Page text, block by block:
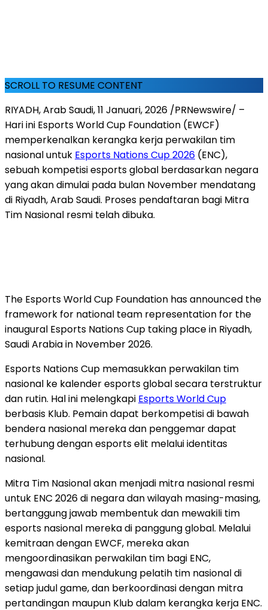
SCROLL TO RESUME CONTENT
RIYADH, Arab Saudi,11 Januari, 2026 /PRNewswire/ –
Hari ini Esports World Cup Foundation (EWCF)
memperkenalkan kerangka kerja perwakilan tim
nasional untuk Esports Nations Cup 2026 (ENC),
sebuah kompetisi esports global berdasarkan negara
yang akan dimulai pada bulan November mendatang
di Riyadh, Arab Saudi. Proses pendaftaran bagi Mitra
Tim Nasional resmi telah dibuka.
The Esports World Cup Foundation has announced the
framework for national team representation for the
inaugural Esports Nations Cup taking place in Riyadh,
Saudi Arabia in November 2026.
Esports Nations Cup memasukkan perwakilan tim
nasional ke kalender esports global secara terstruktur
dan rutin. Hal ini melengkapi Esports World Cup
berbasis Klub. Pemain dapat berkompetisi di bawah
bendera nasional mereka dan penggemar dapat
terhubung dengan esports elit melalui identitas
nasional.
Mitra Tim Nasional akan menjadi mitra nasional resmi
untuk ENC 2026 di negara dan wilayah masing-masing,
bertanggung jawab membentuk dan mewakili tim
esports nasional mereka di panggung global. Melalui
kemitraan dengan EWCF, mereka akan
mengoordinasikan perwakilan tim bagi ENC,
mengawasi dan mendukung pelatih tim nasional di
setiap judul game, dan berkoordinasi dengan mitra
pertandingan maupun Klub dalam kerangka kerja ENC.